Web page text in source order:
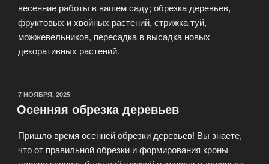
весенние работы в вашем саду; обрезка деревьев,
фруктовых и хвойных растений, стрижка туй,
можжевельников, пересадка в высадка новых
декоративных растений.
ОПУБЛИКОВАНО
7 НОЯБРЯ, 2025
Осенняя обрезка деревьев
Пришло время осенней обрезки деревьев! Вы знаете,
что от правильной обрезки и формирования кроны